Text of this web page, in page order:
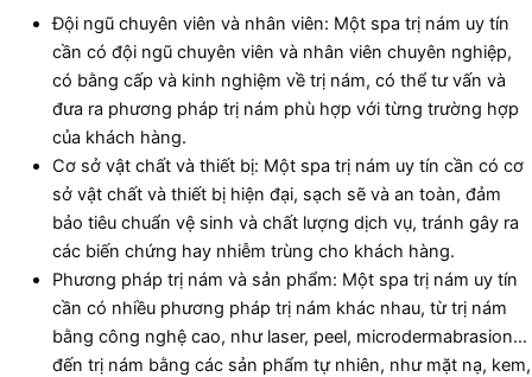
Đội ngũ chuyên viên và nhân viên: Một spa trị nám uy tín
cần có đội ngũ chuyên viên và nhân viên chuyên nghiệp,
có bằng cấp và kinh nghiệm về trị nám, có thể tư vấn và
đưa ra phương pháp trị nám phù hợp với từng trường hợp
của khách hàng.
Cơ sở vật chất và thiết bị: Một spa trị nám uy tín cần có cơ
sở vật chất và thiết bị hiện đại, sạch sẽ và an toàn, đảm
bảo tiêu chuẩn vệ sinh và chất lượng dịch vụ, tránh gây ra
các biến chứng hay nhiễm trùng cho khách hàng.
Phương pháp trị nám và sản phẩm: Một spa trị nám uy tín
cần có nhiều phương pháp trị nám khác nhau, từ trị nám
bằng công nghệ cao, như laser, peel, microdermabrasion…
đến trị nám bằng các sản phẩm tự nhiên, như mặt nạ, kem,